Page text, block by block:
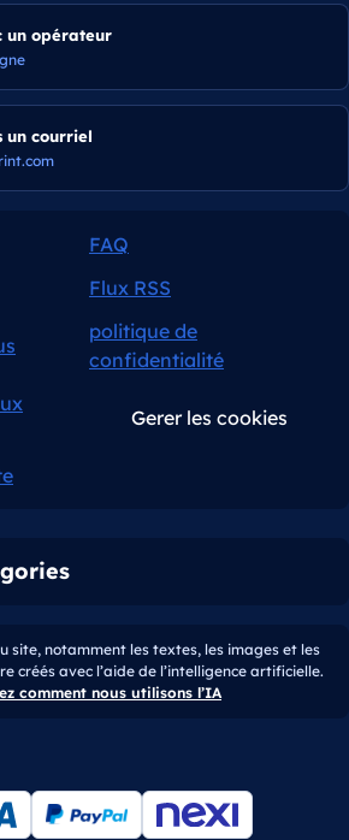
un opérateur
un courriel
FAQ
Flux RSS
politique de
confidentialité
Gerer les cookies
site, notamment les textes, les images et les
créés avec l’aide de l’intelligence artificielle.
comment nous utilisons l’IA